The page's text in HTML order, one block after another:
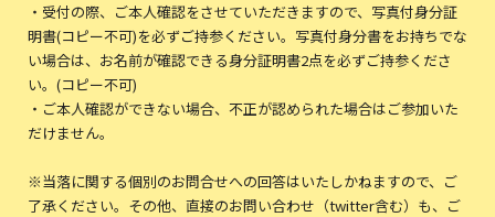
・受付の際、ご本人確認をさせていただきますので、写真付身分証
明書(コピー不可)を必ずご持参ください。写真付身分書をお持ちでな
い場合は、お名前が確認できる身分証明書2点を必ずご持参くださ
い。(コピー不可)
・ご本人確認ができない場合、不正が認められた場合はご参加いた
だけません。
※当落に関する個別のお問合せへの回答はいたしかねますので、ご
了承ください。その他、直接のお問い合わせ（twitter含む）も、ご